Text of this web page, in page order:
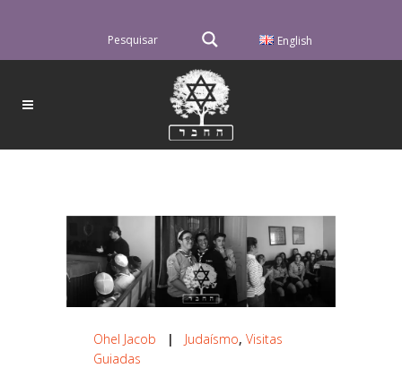
English
Ohel Jacob | Judaísmo, Visitas
Guiadas